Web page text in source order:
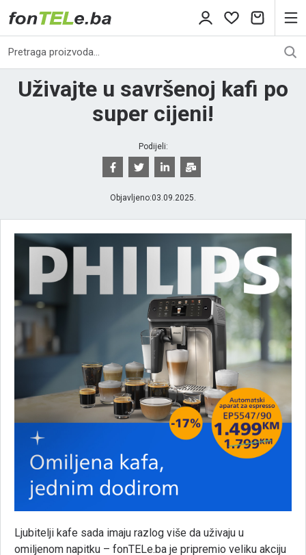
Uživajte u savršenoj kafi po
super cijeni!
Podijeli:
Objavljeno:03.09.2025.
Ljubitelji kafe sada imaju razlog više da uživaju u
omiljenom napitku – fonTELe.ba je pripremio veliku akciju